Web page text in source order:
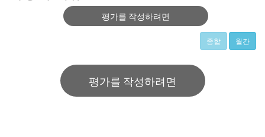
평가를 작성하려면
종합 월간
평가를 작성하려면